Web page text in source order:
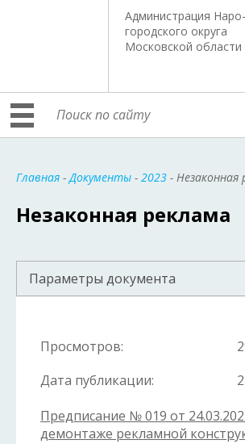
Администрация
городского округа
Московской области
Главная -Документы - 2023 - Незаконная
Незаконная реклама
Параметры документа
Просмотров:
Дата публикации:
Предписание № 019 от
демонтаже рекламной